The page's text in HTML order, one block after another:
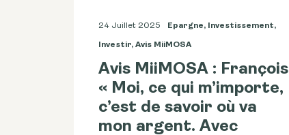
24 Juillet 2025 Epargne, Investissement,
Investir, Avis MiiMOSA
Avis MiiMOSA : François
« Moi, ce qui m’importe,
c’est de savoir où va
mon argent. Avec